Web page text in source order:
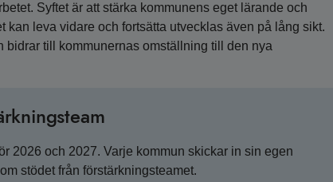
Syftet är att stärka kommunens eget lärande och
kan leva vidare och fortsätta utvecklas även på lång sikt.
bidrar till kommunernas omställning till den nya
2026 och 2027. Varje kommun skickar in sin egen
stödet från förstärkningsteamet.